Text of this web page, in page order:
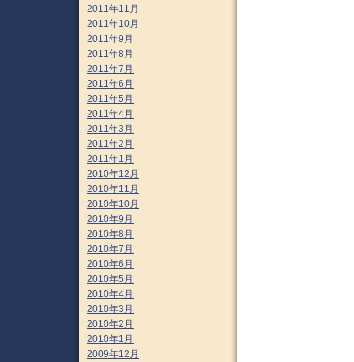
2011年11月
2011年10月
2011年9月
2011年8月
2011年7月
2011年6月
2011年5月
2011年4月
2011年3月
2011年2月
2011年1月
2010年12月
2010年11月
2010年10月
2010年9月
2010年8月
2010年7月
2010年6月
2010年5月
2010年4月
2010年3月
2010年2月
2010年1月
2009年12月